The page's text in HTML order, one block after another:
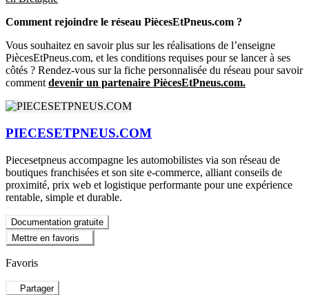
Comment rejoindre le réseau PiècesEtPneus.com ?
Vous souhaitez en savoir plus sur les réalisations de l’enseigne
PiècesEtPneus.com, et les conditions requises pour se lancer à ses
côtés ? Rendez-vous sur la fiche personnalisée du réseau pour savoir
comment devenir un partenaire PiècesEtPneus.com.
PIECESETPNEUS.COM
Piecesetpneus accompagne les automobilistes via son réseau de
boutiques franchisées et son site e-commerce, alliant conseils de
proximité, prix web et logistique performante pour une expérience
rentable, simple et durable.
Documentation gratuite
Mettre en favoris
Favoris
Partager